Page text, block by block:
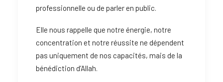
professionnelle ou de parler en public.
Elle nous rappelle que notre énergie, notre
concentration et notre réussite ne dépendent
pas uniquement de nos capacités, mais de la
bénédiction d’Allah.